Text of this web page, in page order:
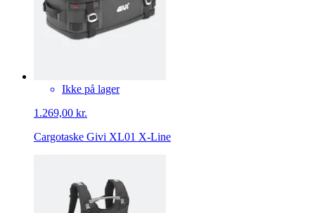
Ikke på lager
1.269,00 kr.
Cargotaske Givi XL01 X-Line